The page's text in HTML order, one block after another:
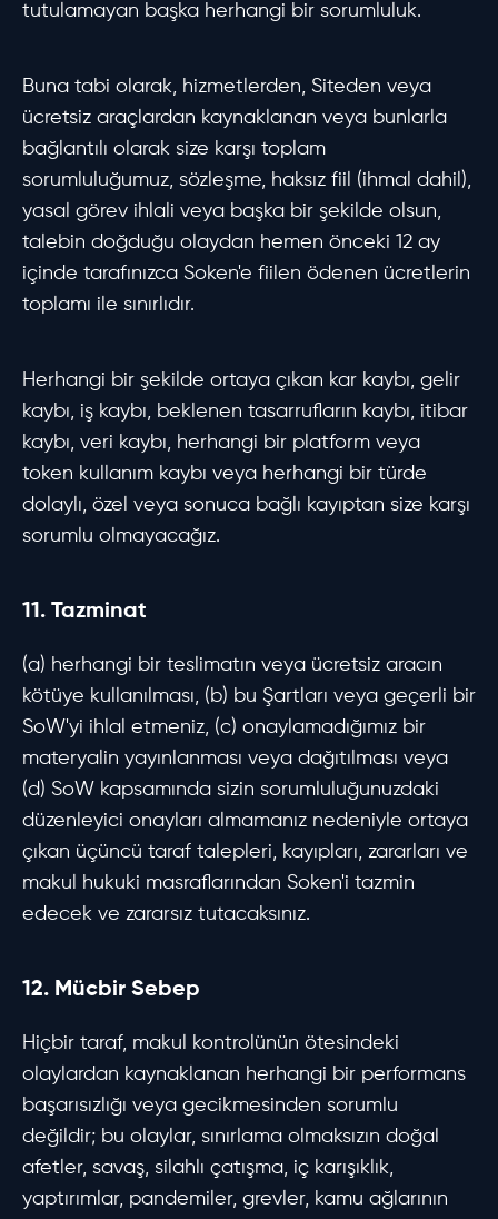
tutulamayan başka herhangi bir sorumluluk.
Buna tabi olarak, hizmetlerden, Siteden veya
ücretsiz araçlardan kaynaklanan veya bunlarla
bağlantılı olarak size karşı toplam
sorumluluğumuz, sözleşme, haksız fiil (ihmal dahil),
yasal görev ihlali veya başka bir şekilde olsun,
talebin doğduğu olaydan hemen önceki 12 ay
içinde tarafınızca Soken'e fiilen ödenen ücretlerin
toplamı ile sınırlıdır.
Herhangi bir şekilde ortaya çıkan kar kaybı, gelir
kaybı, iş kaybı, beklenen tasarrufların kaybı, itibar
kaybı, veri kaybı, herhangi bir platform veya
token kullanım kaybı veya herhangi bir türde
dolaylı, özel veya sonuca bağlı kayıptan size karşı
sorumlu olmayacağız.
11. Tazminat
(a) herhangi bir teslimatın veya ücretsiz aracın
kötüye kullanılması, (b) bu Şartları veya geçerli bir
SoW'yi ihlal etmeniz, (c) onaylamadığımız bir
materyalin yayınlanması veya dağıtılması veya
(d) SoW kapsamında sizin sorumluluğunuzdaki
düzenleyici onayları almamanız nedeniyle ortaya
çıkan üçüncü taraf talepleri, kayıpları, zararları ve
makul hukuki masraflarından Soken'i tazmin
edecek ve zararsız tutacaksınız.
12. Mücbir Sebep
Hiçbir taraf, makul kontrolünün ötesindeki
olaylardan kaynaklanan herhangi bir performans
başarısızlığı veya gecikmesinden sorumlu
değildir; bu olaylar, sınırlama olmaksızın doğal
afetler, savaş, silahlı çatışma, iç karışıklık,
yaptırımlar, pandemiler, grevler, kamu ağlarının